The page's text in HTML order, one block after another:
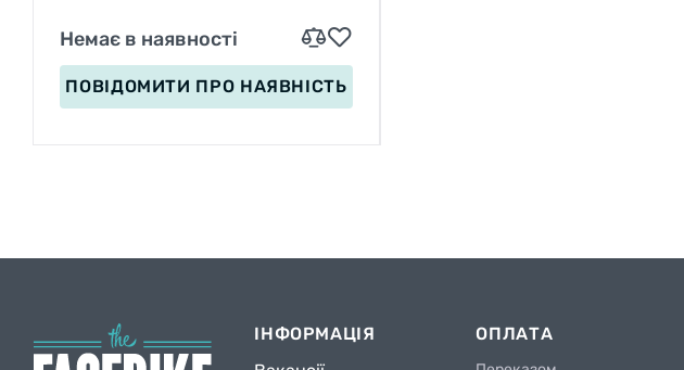
Немає в наявності
ПОВІДОМИТИ ПРО НАЯВНІСТЬ
ІНФОРМАЦІЯ
ОПЛАТА